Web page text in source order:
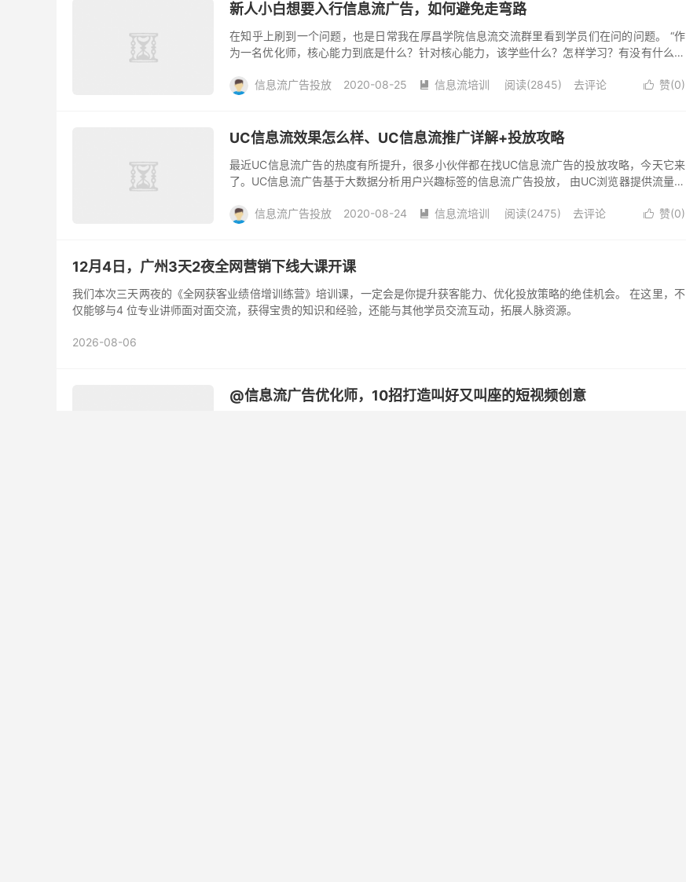
新人小白想要入行信息流广告，如何避免走弯路
在知乎上刷到一个问题，也是日常我在厚昌学院信息流交流群里看到学员们在问的问题。 “作
为一名优化师，核心能力到底是什么？针对核心能力，该学些什么？怎样学习？有没有什么书
数不胜数，关注信息流干货公众号、加优化师社群交流、看行业报告、找度娘百度......我们看
 赞(0)
信息流广告投放 2020-08-25  信息流培训 阅读(2845) 去评论
UC信息流效果怎么样、UC信息流推广详解+投放攻略
最近UC信息流广告的热度有所提升，很多小伙伴都在找UC信息流广告的投放攻略，今天它来
了。UC信息流广告基于大数据分析用户兴趣标签的信息流广告投放， 由UC浏览器提供流量资
产品信息更精准有效地推向全球5亿+的UC浏览器用户。 UC信息流广告4大优势1：量级比较
 赞(0)
信息流广告投放 2020-08-24  信息流培训 阅读(2475) 去评论
12月4日，广州3天2夜全网营销下线大课开课
我们本次三天两夜的《全网获客业绩倍增训练营》培训课，一定会是你提升获客能力、优化投放策略的绝佳机会。 在这里，不
仅能够与4 位专业讲师面对面交流，获得宝贵的知识和经验，还能与其他学员交流互动，拓展人脉资源。
2026-08-06
@信息流广告优化师，10招打造叫好又叫座的短视频创意